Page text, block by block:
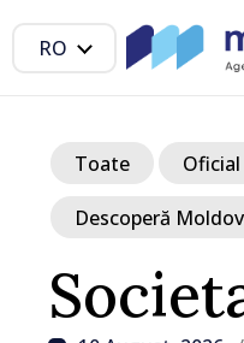
RO
Toate Oficial
Descoperă